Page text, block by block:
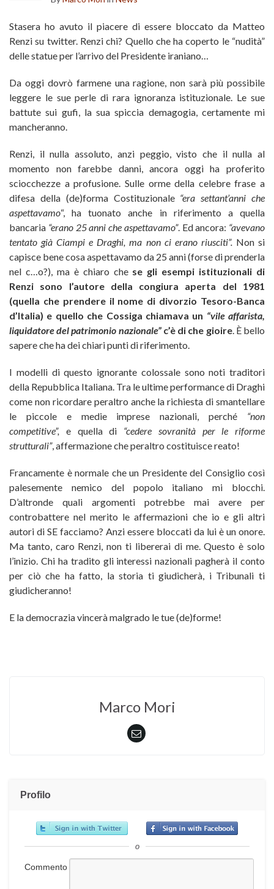
Stasera ho avuto il piacere di essere bloccato da Matteo
Renzi su twitter. Renzi chi? Quello che ha coperto le “nudità”
delle statue per l’arrivo del Presidente iraniano…
Da oggi dovrò farmene una ragione, non sarà più possibile
leggere le sue perle di rara ignoranza istituzionale. Le sue
battute sui gufi, la sua spiccia demagogia, certamente mi
mancheranno.
Renzi, il nulla assoluto, anzi peggio, visto che il nulla al
momento non farebbe danni, ancora oggi ha proferito
sciocchezze a profusione. Sulle orme della celebre frase a
difesa della (de)forma Costituzionale “era settant’anni che
aspettavamo“, ha tuonato anche in riferimento a quella
bancaria “erano 25 anni che aspettavamo”. Ed ancora: “avevano
tentato già Ciampi e Draghi, ma non ci erano riusciti”.Non si
capisce bene cosa aspettavamo da 25 anni (forse di prenderla
nel c…o?), ma è chiaro che se gli esempi istituzionali di
Renzi sono l’autore della congiura aperta del 1981
(quella che prendere il nome di divorzio Tesoro-Banca
d’Italia) e quello che Cossiga chiamava un “vile affarista,
liquidatore del patrimonio nazionale”c’è di che gioire. È bello
sapere che ha dei chiari punti di riferimento.
I modelli di questo ignorante colossale sono noti traditori
della Repubblica Italiana. Tra le ultime performance di Draghi
come non ricordare peraltro anche la richiesta di smantellare
le piccole e medie imprese nazionali, perché “non
competitive”, e quella di “cedere sovranità per le riforme
strutturali”, affermazione che peraltro costituisce reato!
Francamente è normale che un Presidente del Consiglio così
palesemente nemico del popolo italiano mi blocchi.
D’altronde quali argomenti potrebbe mai avere per
controbattere nel merito le affermazioni che io e gli altri
autori di SE facciamo? Anzi essere bloccati da lui è un onore.
Ma tanto, caro Renzi, non ti libererai di me. Questo è solo
l’inizio. Chi ha tradito gli interessi nazionali pagherà il conto
per ciò che ha fatto, la storia ti giudicherà, i Tribunali ti
giudicheranno!
E la democrazia vincerà malgrado le tue (de)forme!
Marco Mori
Profilo
o
Commento